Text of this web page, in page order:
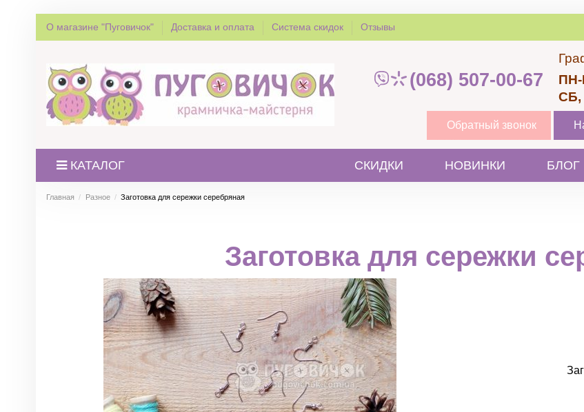
О магазине "Пуговичок" Доставка и оплата Система скидок Отзывы
(068) 507-00-67
ПН-
СБ,
Обратный звонок
КАТАЛОГ СКИДКИ НОВИНКИ БЛОГ
Главная Разное Заготовка для сережки серебряная
Заготовка для сережки